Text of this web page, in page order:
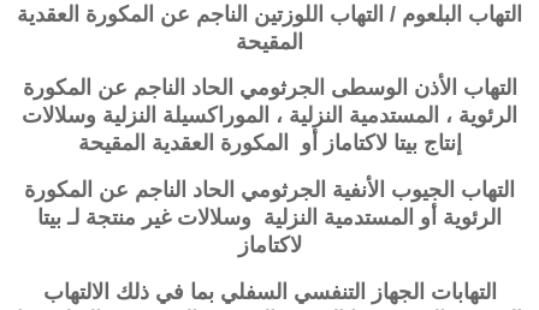
التهاب البلعوم / التهاب اللوزتين الناجم عن المكورة العقدية
المقيحة
التهاب الأذن الوسطى الجرثومي الحاد الناجم عن المكورة
الرئوية ، المستدمية النزلية ، الموراكسيلة النزلية وسلالات
إنتاج بيتا لاكتاماز أو المكورة العقدية المقيحة
التهاب الجيوب الأنفية الجرثومي الحاد الناجم عن المكورة
الرئوية أو المستدمية النزلية وسلالات غير منتجة لـ بيتا
لاكتاماز
التهابات الجهاز التنفسي السفلي بما في ذلك الالتهاب